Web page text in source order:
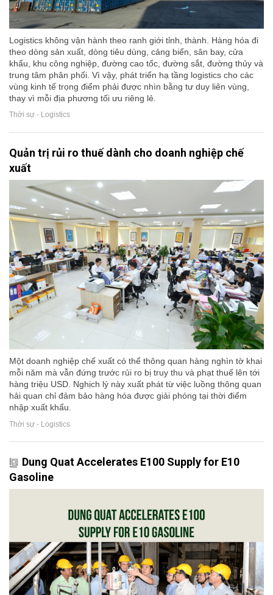
Logistics không vận hành theo ranh giới tỉnh, thành. Hàng hóa đi
theo dòng sản xuất, dòng tiêu dùng, cảng biển, sân bay, cửa
khẩu, khu công nghiệp, đường cao tốc, đường sắt, đường thủy và
trung tâm phân phối. Vì vậy, phát triển hạ tầng logistics cho các
vùng kinh tế trọng điểm phải được nhìn bằng tư duy liên vùng,
thay vì mỗi địa phương tối ưu riêng lẻ.
Thời sự - Logistics
Quản trị rủi ro thuế dành cho doanh nghiệp chế
xuất
Một doanh nghiệp chế xuất có thể thông quan hàng nghìn tờ khai
mỗi năm mà vẫn đứng trước rủi ro bị truy thu và phạt thuế lên tới
hàng triệu USD. Nghịch lý này xuất phát từ việc luồng thông quan
hải quan chỉ đảm bảo hàng hóa được giải phóng tại thời điểm
nhập xuất khẩu.
Thời sự - Logistics
Dung Quat Accelerates E100 Supply for E10
Gasoline